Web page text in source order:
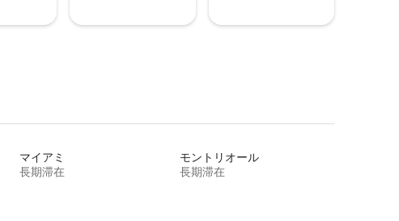
マイアミ
長期滞在
モントリオール
長期滞在